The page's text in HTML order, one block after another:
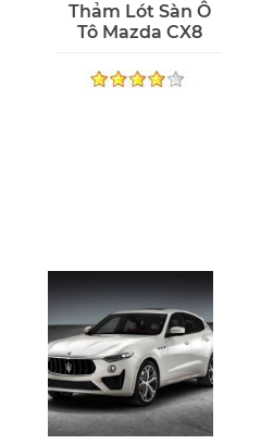
Thảm Lót Sàn Ô
Tô Mazda CX8